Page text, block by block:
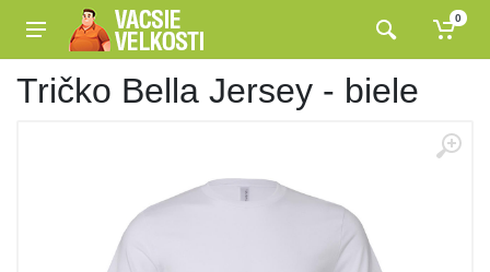
0
Tričko Bella Jersey - biele